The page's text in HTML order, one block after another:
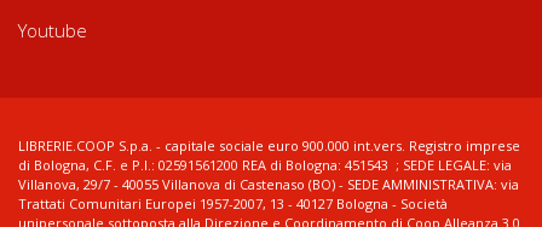
Youtube
LIBRERIE.COOP S.p.a. - capitale sociale euro 900.000 int.vers. Registro imprese
di Bologna, C.F. e P.I.: 02591561200 REA di Bologna: 451543 ; SEDE LEGALE: via
Villanova, 29/7 - 40055 Villanova di Castenaso (BO) - SEDE AMMINISTRATIVA: via
Trattati Comunitari Europei 1957-2007, 13 - 40127 Bologna - Società
unipersonale sottoposta alla Direzione e Coordinamento di Coop Alleanza 3.0